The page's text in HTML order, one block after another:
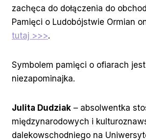
zachęca do dołączenia do
Pamięci o Ludobójstwie Ormian
tutaj >>>.
Symbolem pamięci o ofiarach jest
niezapominajka.
Julita Dudziak – absolwentka
międzynarodowych i
dalekowschodniego na